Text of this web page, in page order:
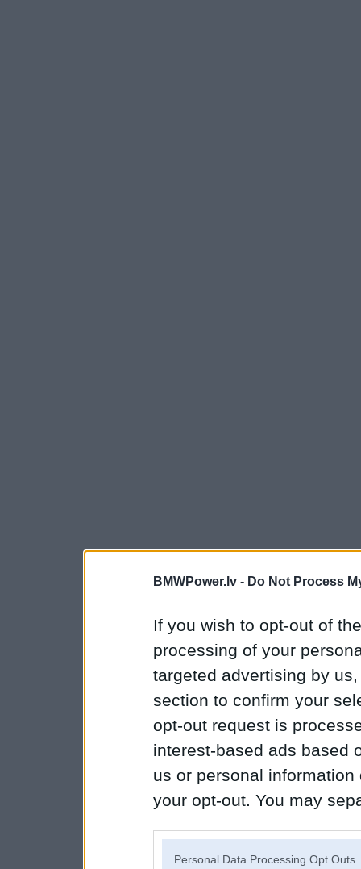
BMWPower.lv - Do Not Process
If you wish to opt-out of
processing of your
targeted advertising by
section to confirm your
opt-out request is
interest-based ads based
us or personal
your opt-out. You may
Personal Data Processing Opt Outs